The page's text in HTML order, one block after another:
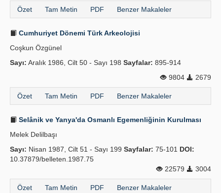
Özet Tam Metin PDF Benzer Makaleler
Cumhuriyet Dönemi Türk Arkeolojisi
Coşkun Özgünel
Sayı: Aralık 1986, Cilt 50 - Sayı 198 Sayfalar: 895-914
9804
2679
Özet Tam Metin PDF Benzer Makaleler
Selânik ve Yanya'da Osmanlı Egemenliğinin Kurulması
Melek Delilbaşı
Sayı: Nisan 1987, Cilt 51 - Sayı 199 Sayfalar: 75-101 DOI:
10.37879/belleten.1987.75
22579
3004
Özet Tam Metin PDF Benzer Makaleler